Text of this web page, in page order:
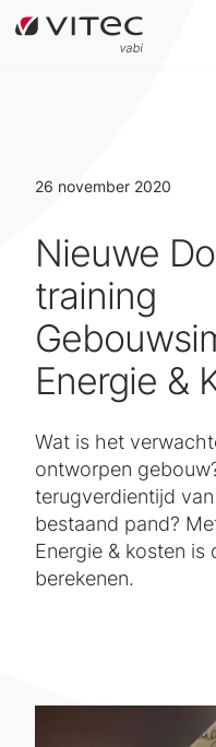
26 november 2020
Nieuwe
training
Energie &
Wat is het
ontworpen
terugverdientijd
bestaand pand?
Energie & kosten is
berekenen.